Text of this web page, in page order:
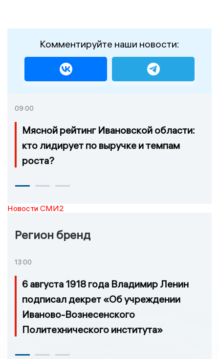
Комментируйте наши новости:
09:00
Мясной рейтинг Ивановской области:
кто лидирует по выручке и темпам
роста?
Новости СМИ2
Регион бренд
13:00
6 августа 1918 года Владимир Ленин
подписал декрет «Об учреждении
Иваново-Вознесенского
Политехнического института»